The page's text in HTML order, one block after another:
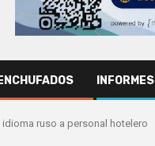
ENCHUFADOS INFORMES
ruso a personal hotelero